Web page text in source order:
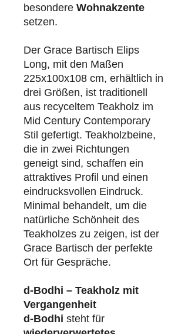
besondere Wohnakzente
setzen.
Der Grace Bartisch Elips
Long, mit den Maßen
225x100x108 cm, erhältlich in
drei Größen, ist traditionell
aus recyceltem Teakholz im
Mid Century Contemporary
Stil gefertigt. Teakholzbeine,
die in zwei Richtungen
geneigt sind, schaffen ein
attraktives Profil und einen
eindrucksvollen Eindruck.
Minimal behandelt, um die
natürliche Schönheit des
Teakholzes zu zeigen, ist der
Grace Bartisch der perfekte
Ort für Gespräche.
d-Bodhi – Teakholz mit
Vergangenheit
d-Bodhi steht für